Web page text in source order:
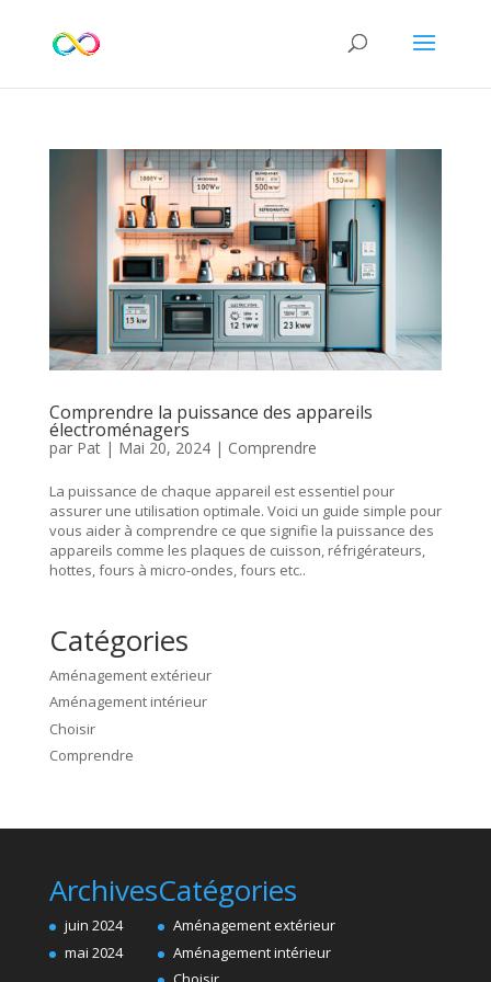
Comprendre la puissance des appareils
électroménagers
par Pat| Mai 20, 2024| Comprendre
La puissance de chaque appareil est essentiel pour
assurer une utilisation optimale. Voici un guide simple pour
vous aider à comprendre ce que signifie la puissance des
appareils comme les plaques de cuisson, réfrigérateurs,
hottes, fours à micro-ondes, fours etc..
Catégories
Aménagement extérieur
Aménagement intérieur
Choisir
Comprendre
Archives
juin 2024
mai 2024
Catégories
Aménagement extérieur
Aménagement intérieur